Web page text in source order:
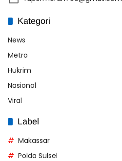
Kategori
News
Metro
Hukrim
Nasional
Viral
Label
Makassar
Polda Sulsel